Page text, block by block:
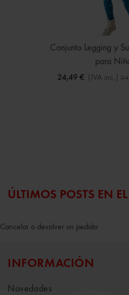
Conjunto Legging y
para
24,49 € (IVA inc.)
ÚLTIMOS POSTS EN
Cancelar o devolver un pedido
INFORMACIÓN
Novedades